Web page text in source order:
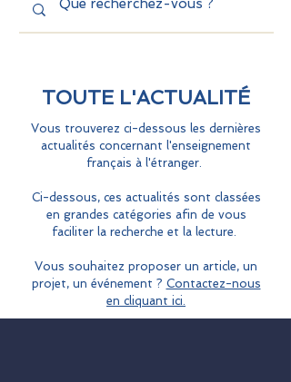
TOUTE L'ACTUALITÉ
Vous trouverez ci-dessous les dernières
actualités concernant l'enseignement
français à l'étranger.
Ci-dessous, ces actualités sont classées
en grandes catégories afin de vous
faciliter la recherche et la lecture.
Vous souhaitez proposer un article, un
projet, un événement ? Contactez-nous
en cliquant ici.